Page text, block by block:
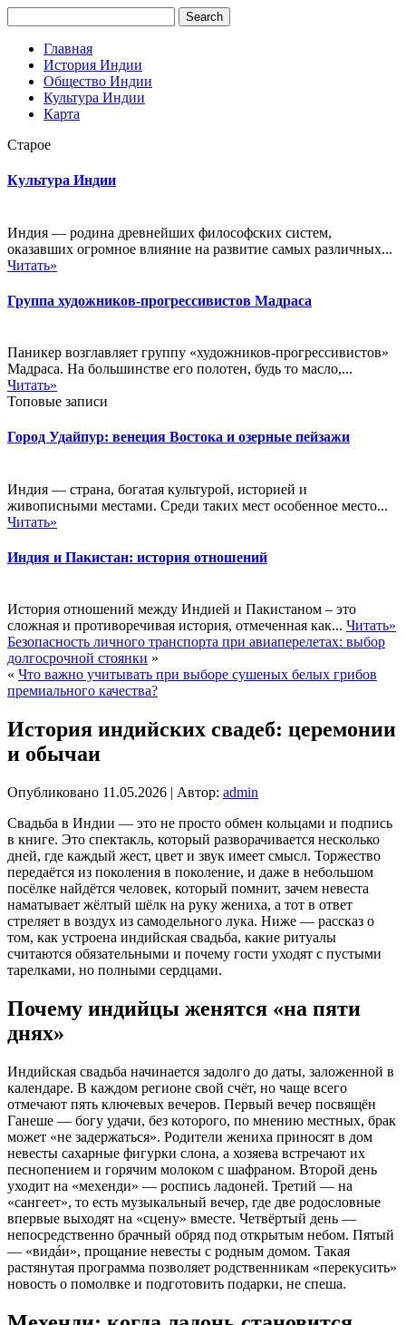
Главная
История Индии
Общество Индии
Культура Индии
Карта
Старое
Культура Индии
Индия — родина древнейших философских систем,
оказавших огромное влияние на развитие самых различных...
Читать»
Группа художников-прогрессивистов Мадраса
Паникер возглавляет группу «художников-прогрессивистов»
Мадраса. На большинстве его полотен, будь то масло,...
Читать»
Топовые записи
Город Удайпур: венеция Востока и озерные пейзажи
Индия — страна, богатая культурой, историей и
живописными местами. Среди таких мест особенное место...
Читать»
Индия и Пакистан: история отношений
История отношений между Индией и Пакистаном – это
сложная и противоречивая история, отмеченная как... Читать»
Безопасность личного транспорта при авиаперелетах: выбор
долгосрочной стоянки »
« Что важно учитывать при выборе сушеных белых грибов
премиального качества?
История индийских свадеб: церемонии
и обычаи
Опубликовано 11.05.2026 | Автор: admin
Свадьба в Индии — это не просто обмен кольцами и подпись
в книге. Это спектакль, который разворачивается несколько
дней, где каждый жест, цвет и звук имеет смысл. Торжество
передаётся из поколения в поколение, и даже в небольшом
посёлке найдётся человек, который помнит, зачем невеста
наматывает жёлтый шёлк на руку жениха, а тот в ответ
стреляет в воздух из самодельного лука. Ниже — рассказ о
том, как устроена индийская свадьба, какие ритуалы
считаются обязательными и почему гости уходят с пустыми
тарелками, но полными сердцами.
Почему индийцы женятся «на пяти
днях»
Индийская свадьба начинается задолго до даты, заложенной в
календаре. В каждом регионе свой счёт, но чаще всего
отмечают пять ключевых вечеров. Первый вечер посвящён
Ганеше — богу удачи, без которого, по мнению местных, брак
может «не задержаться». Родители жениха приносят в дом
невесты сахарные фигурки слона, а хозяева встречают их
песнопением и горячим молоком с шафраном. Второй день
уходит на «мехенди» — роспись ладоней. Третий — на
«сангеет», то есть музыкальный вечер, где две родословные
впервые выходят на «сцену» вместе. Четвёртый день —
непосредственно брачный обряд под открытым небом. Пятый
— «видáи», прощание невесты с родным домом. Такая
растянутая программа позволяет родственникам «перекусить»
новость о помолвке и подготовить подарки, не спеша.